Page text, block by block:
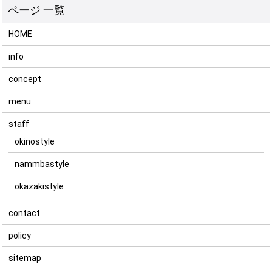
HOME
info
concept
menu
staff
okinostyle
nammbastyle
okazakistyle
contact
policy
sitemap